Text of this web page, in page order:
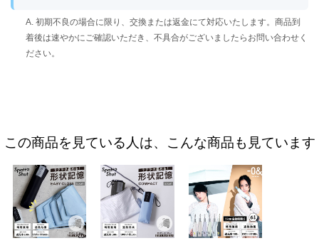
A. 初期不良の場合に限り、交換または返金にて対応いたします。商品到
着後は速やかにご確認いただき、不具合がございましたらお問い合わせく
ださい。
この商品を見ている人は、こんな商品も見ています